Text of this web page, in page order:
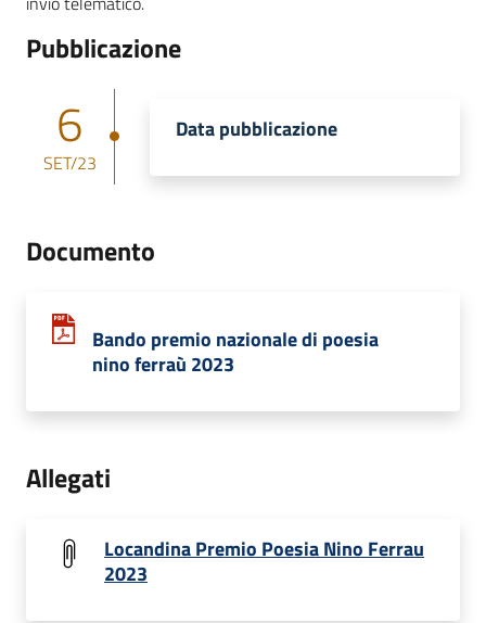
Pubblicazione
6
SET/23
Data pubblicazione
Documento
Bando premio nazionale di poesia
nino ferraù 2023
Allegati
Locandina Premio Poesia Nino Ferrau
2023